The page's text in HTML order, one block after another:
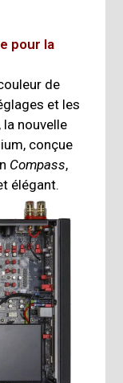
pour la
de
et les
nouvelle
conçue
Compass,
élégant.